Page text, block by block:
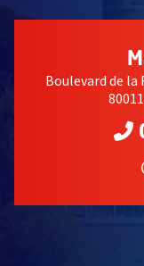
Boulevard de